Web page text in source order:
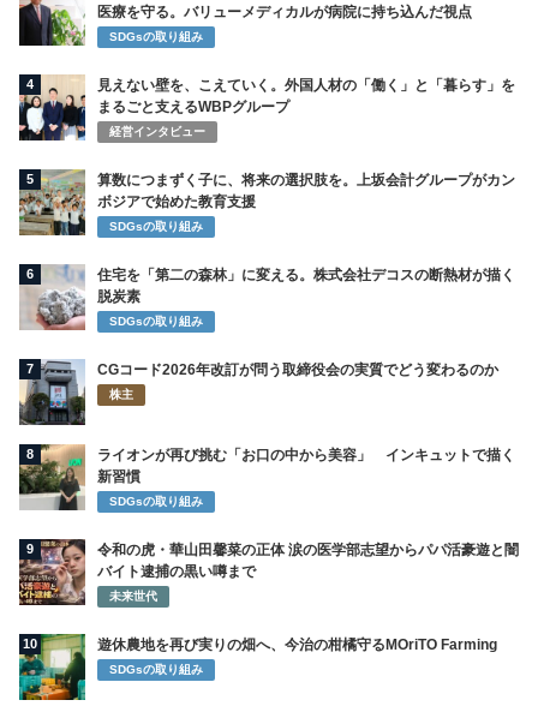
医療を守る。バリューメディカルが病院に持ち込んだ視点
SDGsの取り組み
4
見えない壁を、こえていく。外国人材の「働く」と「暮らす」を
まるごと支えるWBPグループ
経営インタビュー
5
算数につまずく子に、将来の選択肢を。上坂会計グループがカン
ボジアで始めた教育支援
SDGsの取り組み
6
住宅を「第二の森林」に変える。株式会社デコスの断熱材が描く
脱炭素
SDGsの取り組み
7 CGコード2026年改訂が問う取締役会の実質でどう変わるのか
株主
8
ライオンが再び挑む「お口の中から美容」 インキュットで描く
新習慣
SDGsの取り組み
9
令和の虎・華山田馨菜の正体 涙の医学部志望からパパ活豪遊と闇
バイト逮捕の黒い噂まで
未来世代
10 遊休農地を再び実りの畑へ、今治の柑橘守るMOriTO Farming
SDGsの取り組み